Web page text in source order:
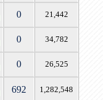
0 21,442
0 34,782
0 26,525
692 1,282,548